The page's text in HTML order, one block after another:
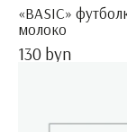
«BASIC»
молоко
130 byn